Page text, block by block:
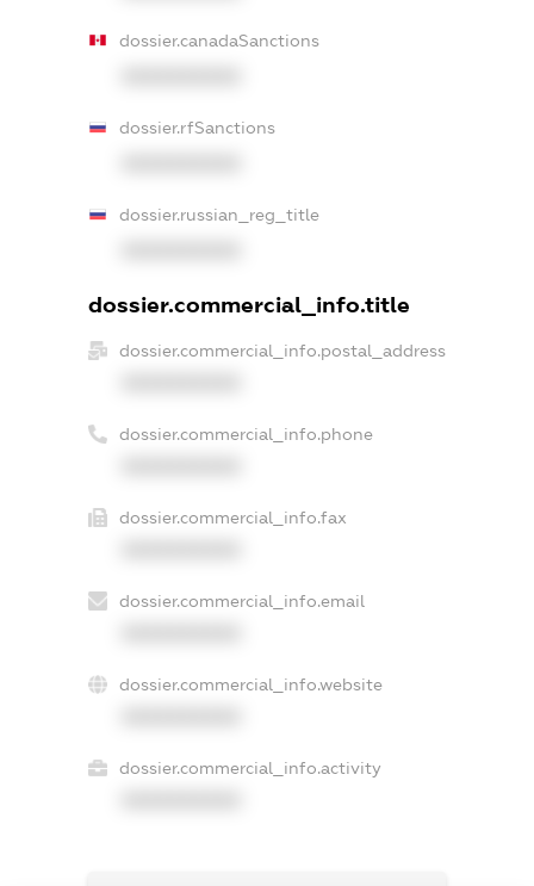
dossier.canadaSanctions
dossier.rfSanctions
dossier.russian_reg_title
dossier.commercial_info.title
dossier.commercial_info.postal_address
dossier.commercial_info.phone
dossier.commercial_info.fax
dossier.commercial_info.email
dossier.commercial_info.website
dossier.commercial_info.activity